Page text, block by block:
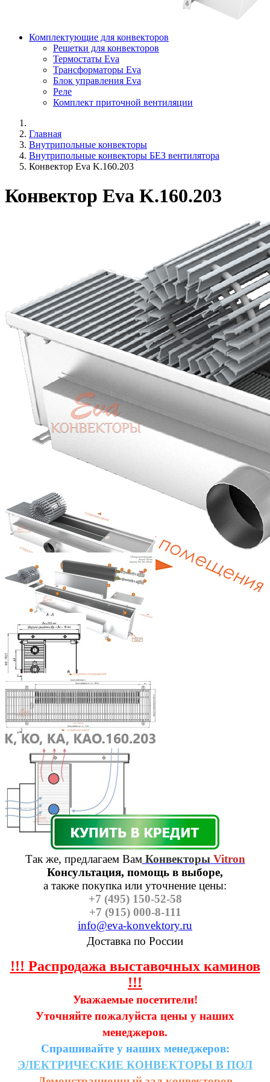
Комплектующие для конвекторов
Решетки для конвекторов
Термостаты Eva
Трансформаторы Eva
Блок управления Eva
Реле
Комплект приточной вентиляции
Главная
Внутрипольные конвекторы
Внутрипольные конвекторы БЕЗ вентилятора
Конвектор Eva K.160.203
Конвектор Eva K.160.203
Так же, предлагаем ВамКонвекторы Vitron
Консультация, помощь в выборе,
а также покупка или уточнение цены:
+7 (495) 150-52-58
+7 (915) 000-8-111
info@eva-konvektory.ru
Доставка по России
!!! Распродажа выставочных каминов
!!!
Уважаемые посетители!
Уточняйте пожалуйста цены у наших
менеджеров.
Спрашивайте у наших менеджеров:
ЭЛЕКТРИЧЕСКИЕ КОНВЕКТОРЫ В ПОЛ